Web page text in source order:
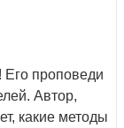
проповеди
Автор,
какие методы